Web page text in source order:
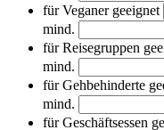
für Veganer geeignet
mind.
für Reisegruppen
mind.
für Gehbehinderte
mind.
für Geschäftsessen